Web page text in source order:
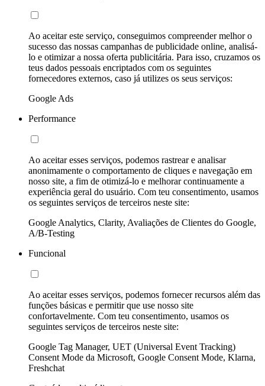
Ao aceitar este serviço, conseguimos compreender melhor o
sucesso das nossas campanhas de publicidade online, analisá-
lo e otimizar a nossa oferta publicitária. Para isso, cruzamos os
teus dados pessoais encriptados com os seguintes
fornecedores externos, caso já utilizes os seus serviços:
Google Ads
Performance
Ao aceitar esses serviços, podemos rastrear e analisar
anonimamente o comportamento de cliques e navegação em
nosso site, a fim de otimizá-lo e melhorar continuamente a
experiência geral do usuário. Com teu consentimento, usamos
os seguintes serviços de terceiros neste site:
Google Analytics, Clarity, Avaliações de Clientes do Google,
A/B-Testing
Funcional
Ao aceitar esses serviços, podemos fornecer recursos além das
funções básicas e permitir que use nosso site
confortavelmente. Com teu consentimento, usamos os
seguintes serviços de terceiros neste site:
Google Tag Manager, UET (Universal Event Tracking)
Consent Mode da Microsoft, Google Consent Mode, Klarna,
Freshchat